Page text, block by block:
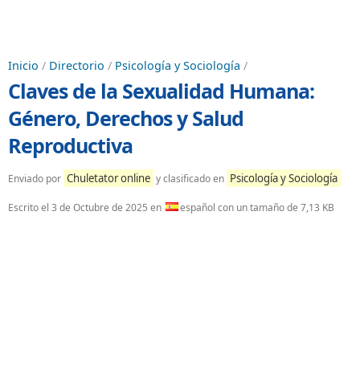
Inicio / Directorio / Psicología y Sociología /
Claves de la Sexualidad Humana:
Género, Derechos y Salud
Reproductiva
Enviado por Chuletator online y clasificado en Psicología y Sociología
Escrito el 3 de Octubre de 2025 en español con un tamaño de 7,13 KB